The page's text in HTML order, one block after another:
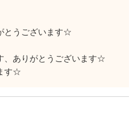
とうございます☆
、ありがとうございます☆
す☆